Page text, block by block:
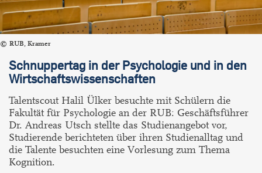
RUB, Kramer
Schnuppertag in der Psychologie und in den
Wirtschaftswissenschaften
Talentscout Halil Ülker besuchte mit Schülern die
Fakultät für Psychologie an der RUB: Geschäftsführer
Dr. Andreas Utsch stellte das Studienangebot vor,
Studierende berichteten über ihren Studienalltag und
die Talente besuchten eine Vorlesung zum Thema
Kognition.